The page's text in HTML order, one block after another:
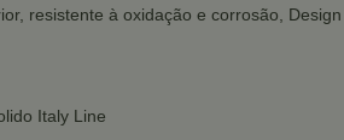
resistente à oxidação e corrosão,
Italy Line